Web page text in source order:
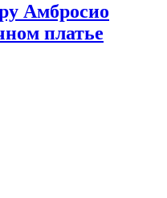
Амбросио
платье